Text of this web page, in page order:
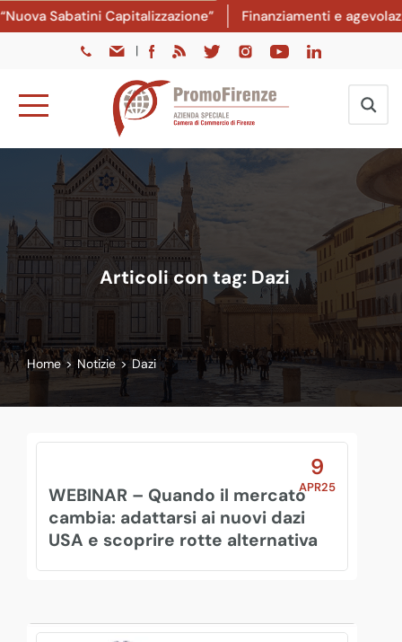
Sabatini Capitalizzazione” Finanziamenti e
|
Articoli con tag: Dazi
Home > Notizie > Dazi
9
APR25
WEBINAR – Quando il mercato
cambia: adattarsi ai nuovi dazi
USA e scoprire rotte alternativa